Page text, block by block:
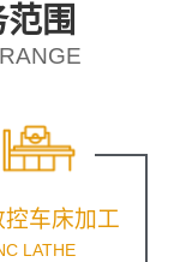
围
控车床加工
LATHE